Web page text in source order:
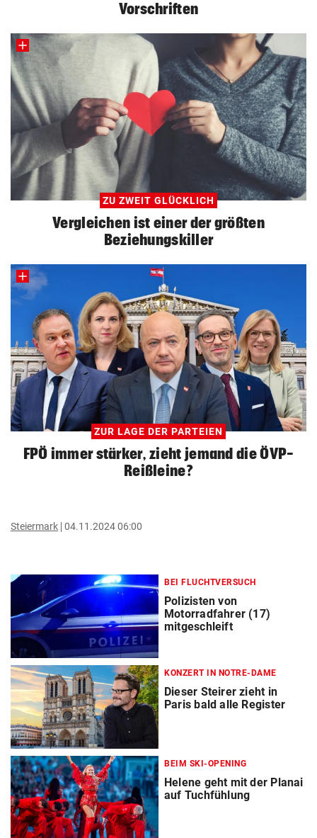
Vorschriften
ZU ZWEIT GLÜCKLICH
Vergleichen ist einer der größten
Beziehungskiller
ZUR LAGE DER PARTEIEN
FPÖ immer stärker, zieht jemand die ÖVP-
Reißleine?
Steiermark 04.11.2024 06:00
BEI FLUCHTVERSUCH
Polizisten von
Motorradfahrer (17)
mitgeschleift
KONZERT IN NOTRE-DAME
Dieser Steirer zieht in
Paris bald alle Register
BEIM SKI-OPENING
Helene geht mit der Planai
auf Tuchfühlung